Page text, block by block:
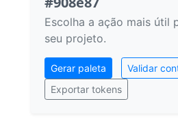
Escolha a ação mais útil
seu projeto.
Gerar paleta
Validar
Exportar tokens